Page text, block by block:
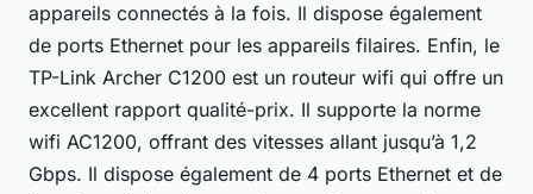
appareils connectés à la fois. Il dispose également
de ports Ethernet pour les appareils filaires. Enfin, le
TP-Link Archer C1200 est un routeur wifi qui offre un
excellent rapport qualité-prix. Il supporte la norme
wifi AC1200, offrant des vitesses allant jusqu’à 1,2
Gbps. Il dispose également de 4 ports Ethernet et de